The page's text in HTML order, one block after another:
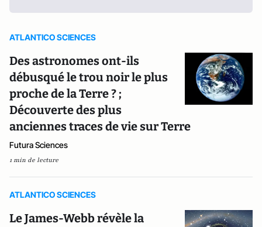
ATLANTICO SCIENCES
Des astronomes ont-ils
débusqué le trou noir le plus
proche de la Terre ? ;
Découverte des plus
anciennes traces de vie sur Terre
Futura Sciences
1 min de lecture
ATLANTICO SCIENCES
Le James-Webb révèle la